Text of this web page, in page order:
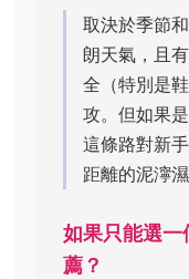
取決於季節
朗天氣，且
全（特別是
攻。但如果
這條路對新
距離的泥濘
如果只能選
薦？